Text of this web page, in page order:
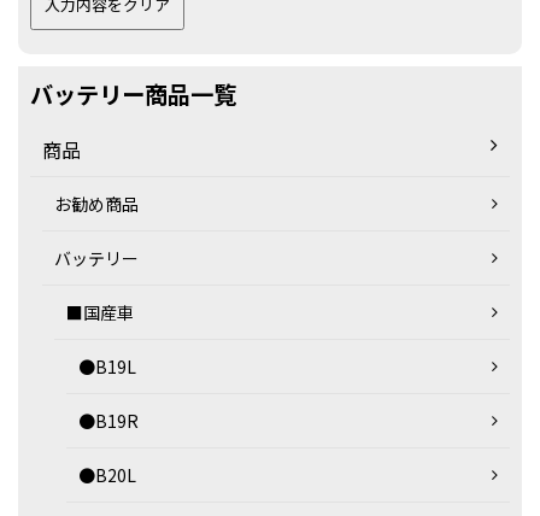
バッテリー商品一覧
商品
お勧め商品
バッテリー
■国産車
●B19L
●B19R
●B20L